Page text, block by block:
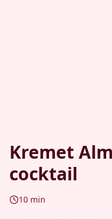
Kremet
cocktail
10 min